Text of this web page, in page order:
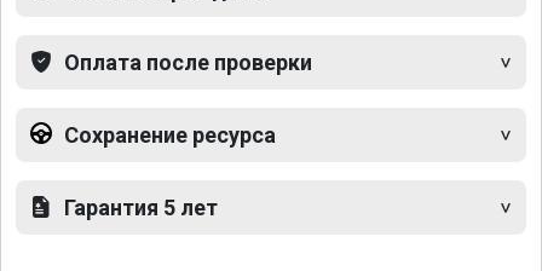
Оплата после проверки
Сохранение ресурса
Гарантия 5 лет